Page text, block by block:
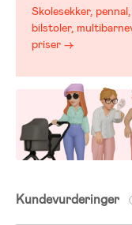
Skolesekker,
bilstoler,
priser →
Kundevurderinger